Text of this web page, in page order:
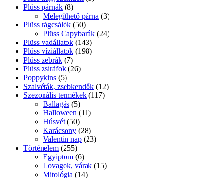
Plüss párnák (8)
Melegíthető párna (3)
Plüss rágcsálók (50)
Plüss Capybarák (24)
Plüss vadállatok (143)
Plüss víziállatok (198)
Plüss zebrák (7)
Plüss zsiráfok (26)
Poppykins (5)
Szalvéták, zsebkendők (12)
Szezonális termékek (117)
Ballagás (5)
Halloween (11)
Húsvét (50)
Karácsony (28)
Valentin nap (23)
Történelem (255)
Egyiptom (6)
Lovagok, várak (15)
Mitológia (14)